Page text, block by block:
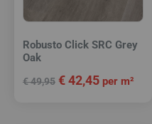
Robusto Click SRC Grey
Oak
€49,95 €42,45 per m²